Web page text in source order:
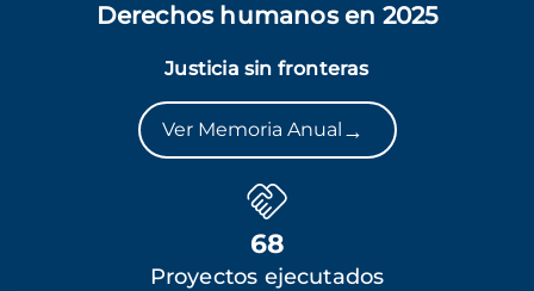
Derechos humanos en 2025
Justicia sin fronteras
Ver Memoria Anual →
68
Proyectos ejecutados